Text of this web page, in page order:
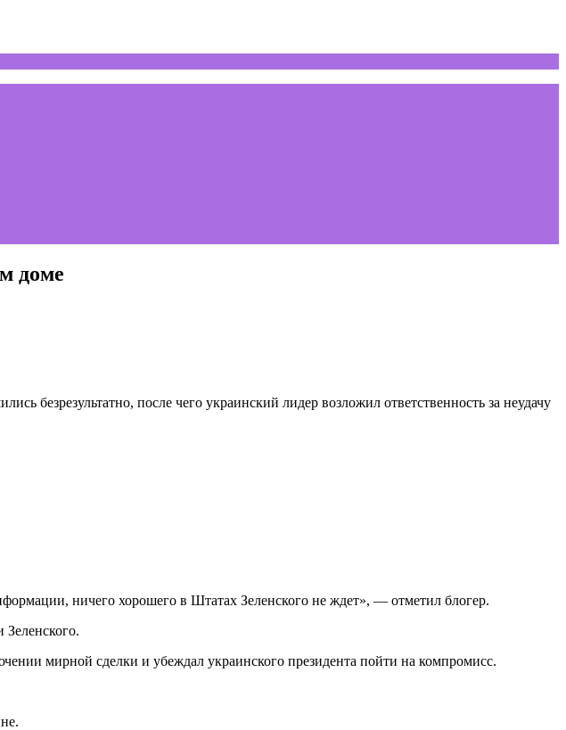
доме
безрезультатно, после чего украинский лидер возложил ответственность за неудачу
ничего хорошего в Штатах Зеленского не ждет», — отметил блогер.
мирной сделки и убеждал украинского президента пойти на компромисс.